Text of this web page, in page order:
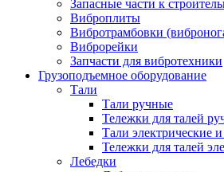
Запасные части к
Виброплиты
Вибротрамбовки
Виброрейки
Запчасти для вибротехники
Грузоподъемное оборудование
Тали
Тали ручные
Тележки для талей
Тали электрические
Тележки для талей
Лебедки